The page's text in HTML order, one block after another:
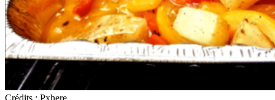
Crédits : Pxhere